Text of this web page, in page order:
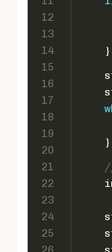
12
13
14
15
16
17
18
19
20
21
22
23
24
25
    }
    }